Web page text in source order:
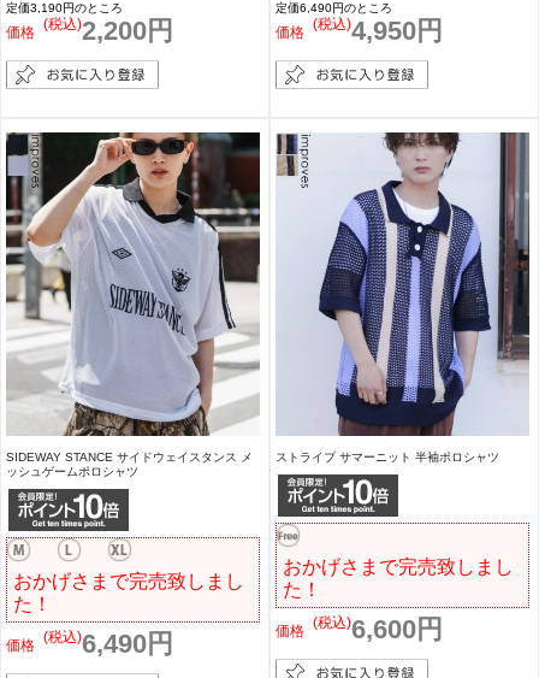
定価3,190円のところ
価格 2,200円
(税込)
定価6,490円のところ
価格 4,950円
(税込)
SIDEWAY STANCE サイドウェイスタンス メ
ッシュゲームポロシャツ
おかげさまで完売致しまし
た！
価格 6,490円
(税込)
ストライプ サマーニット 半袖ポロシャツ
おかげさまで完売致しまし
た！
価格 6,600円
(税込)